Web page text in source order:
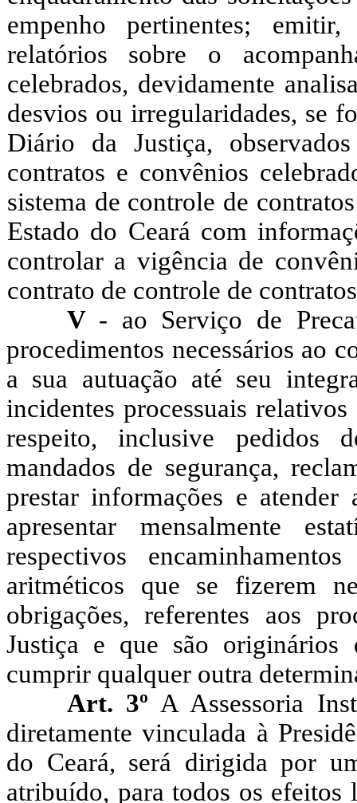
empenho pertinentes;
relatórios sobre o
celebrados, devidamente
desvios ou irregularidades, se
Diário da Justiça,
contratos e convênios
sistema de controle de
Estado do Ceará com
controlar a vigência de
contrato de controle de
V - ao Serviço de
procedimentos necessários ao
a sua autuação até seu
incidentes processuais
respeito, inclusive pedidos
mandados de segurança,
prestar informações e atender
apresentar mensalmente
respectivos
aritméticos que se fizerem
obrigações, referentes aos
Justiça e que são originários
cumprir qualquer outra
Art. 3º A Assessoria
diretamente vinculada à
do Ceará, será dirigida por
atribuído, para todos os efeitos